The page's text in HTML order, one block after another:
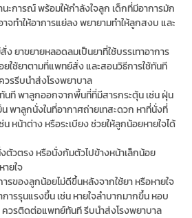
ะการณ์ พร้อมให้กำลังใจลูก เด็กที่มีอาการมัก
จทำให้อาการแย่ลง พยายามทำให้ลูกสงบ และ
ยาขยายหลอดลมเป็นยาที่ใช้บรรเทาอาการ
ใช้ยาตามที่แพทย์สั่ง และสอนวิธีการใช้ทันที
วรรีบนำส่งโรงพยาบาล
นที พาลูกออกจากพื้นที่ที่มีสารกระตุ้น เช่น ฝุ่น
พาลูกนั่งในที่อากาศถ่ายเทสะดวก หาที่นั่งที่
หน้าต่าง หรือระเบียง ช่วยให้ลูกน้อยหายใจได้
ตัวตรง หรือนั่งก้มตัวไปข้างหน้าเล็กน้อย
ายใจ
รของลูกน้อยไม่ดีขึ้นหลังจากใช้ยา หรือหายใจ
ารรุนแรงขึ้น เช่น หายใจลำบากมากขึ้น หอบ
ควรติดต่อแพทย์ทันที รีบนำส่งโรงพยาบาล